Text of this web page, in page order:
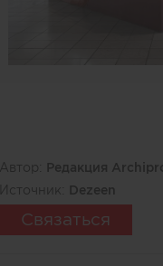
Автор: Редакция
Источник:
Dezeen
Связаться